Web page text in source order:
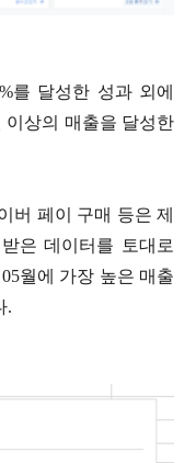
를 달성한 성과 외에
이상의 매출을 달성한
버 페이 구매 등은 제
은 데이터를 토대로
월에 가장 높은 매출
.